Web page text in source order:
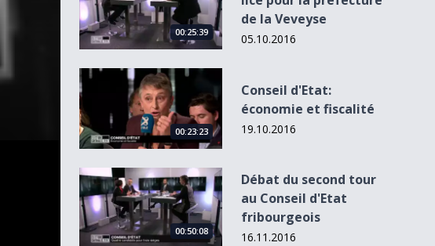
00:25:39
de la Veveyse
05.10.2016
Conseil d&#039;Etat: économie et fiscalité
00:23:23
Conseil d'Etat:
économie et fiscalité
19.10.2016
Débat du second tour au Conseil d&#039;Etat fribourgeois
00:50:08
Débat du second tour
au Conseil d'Etat
fribourgeois
16.11.2016